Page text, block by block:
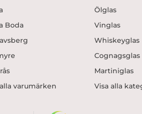
Boda
varumärken
Ölglas
Vinglas
Whiskeyglas
Cognagsglas
Martiniglas
Visa alla